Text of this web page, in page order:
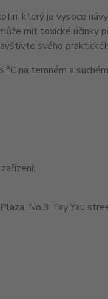
který je vysoce
mít toxické účinky
svého
na temném a
No.3 Tay Yau